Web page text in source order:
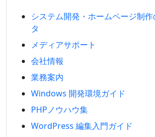
システム開発・ホームページ制
タ
メディアサポート
会社情報
業務案内
Windows 開発環境ガイド
PHPノウハウ集
WordPress 編集入門ガイド